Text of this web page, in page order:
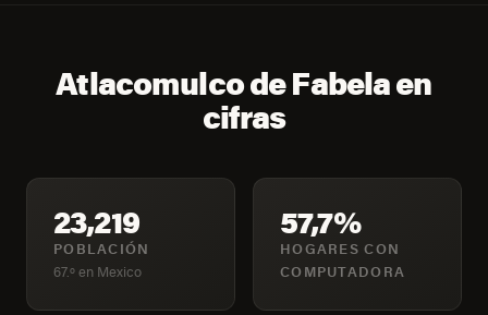
Atlacomulco de Fabela en
cifras
23,219
POBLACIÓN
67.º en Mexico
57,7%
HOGARES CON
COMPUTADORA